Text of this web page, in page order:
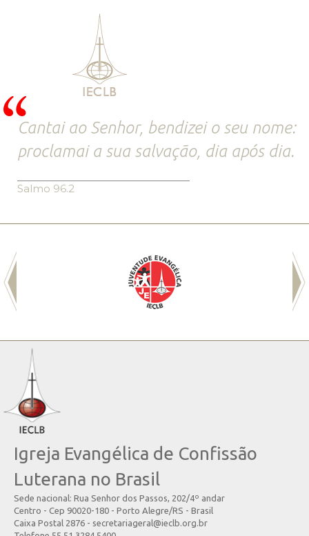
Cantai ao Senhor, bendizei o seu nome:
proclamai a sua salvação, dia após dia.
Salmo 96.2
Igreja Evangélica de Confissão
Luterana no Brasil
Sede nacional: Rua Senhor dos Passos, 202/4º andar
Centro - Cep 90020-180 - Porto Alegre/RS - Brasil
Caixa Postal 2876 - secretariageral@ieclb.org.br